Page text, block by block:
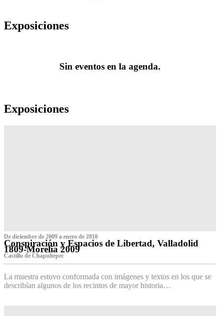
Exposiciones
Sin eventos en la agenda.
Exposiciones
De diciembre de 2009 a enero de 2010
Conspiración y Espacios de Libertad, Valladolid
1809-Morelia 2009
Castillo de Chapultepec
La muestra estuvo conformada con imágenes y textos en los que se
describían algunos de los recintos de mayor historia…